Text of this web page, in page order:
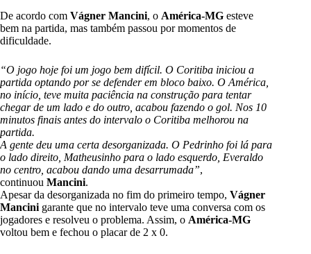
De acordo com Vágner Mancini, o América-MG esteve
bem na partida, mas também passou por momentos de
dificuldade.
“O jogo hoje foi um jogo bem difícil. O Coritiba iniciou a
partida optando por se defender em bloco baixo. O América,
no início, teve muita paciência na construção para tentar
chegar de um lado e do outro, acabou fazendo o gol. Nos 10
minutos finais antes do intervalo o Coritiba melhorou na
partida.
A gente deu uma certa desorganizada. O Pedrinho foi lá para
o lado direito, Matheusinho para o lado esquerdo, Everaldo
no centro, acabou dando uma desarrumada”,
continuou Mancini.
Apesar da desorganizada no fim do primeiro tempo, Vágner
Mancini garante que no intervalo teve uma conversa com os
jogadores e resolveu o problema. Assim, o América-MG
voltou bem e fechou o placar de 2 x 0.